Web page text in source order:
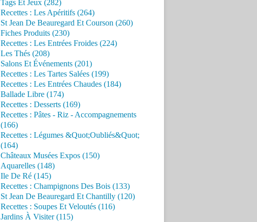
Tags Et Jeux (282)
Recettes : Les Apéritifs (264)
St Jean De Beauregard Et Courson (260)
Fiches Produits (230)
Recettes : Les Entrées Froides (224)
Les Thés (208)
Salons Et Événements (201)
Recettes : Les Tartes Salées (199)
Recettes : Les Entrées Chaudes (184)
Ballade Libre (174)
Recettes : Desserts (169)
Recettes : Pâtes - Riz - Accompagnements
(166)
Recettes : Légumes &Quot;Oubliés&Quot;
(164)
Châteaux Musées Expos (150)
Aquarelles (148)
Ile De Ré (145)
Recettes : Champignons Des Bois (133)
St Jean De Beauregard Et Chantilly (120)
Recettes : Soupes Et Veloutés (116)
Jardins À Visiter (115)